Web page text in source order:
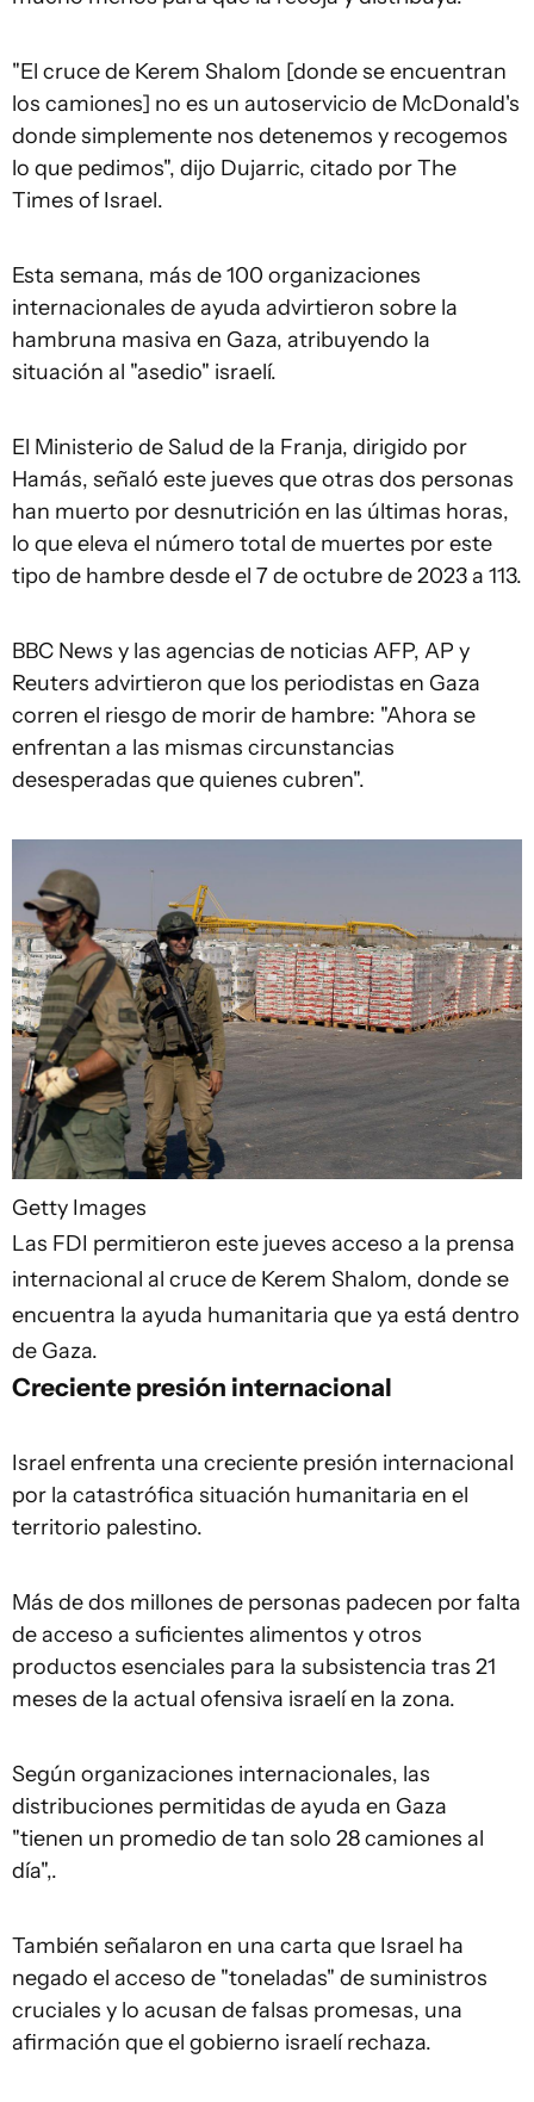
"El cruce de Kerem Shalom [donde se encuentran
los camiones] no es un autoservicio de McDonald's
donde simplemente nos detenemos y recogemos
lo que pedimos", dijo Dujarric, citado por The
Times of Israel.
Esta semana, más de 100 organizaciones
internacionales de ayuda advirtieron sobre la
hambruna masiva en Gaza, atribuyendo la
situación al "asedio" israelí.
El Ministerio de Salud de la Franja, dirigido por
Hamás, señaló este jueves que otras dos personas
han muerto por desnutrición en las últimas horas,
lo que eleva el número total de muertes por este
tipo de hambre desde el 7 de octubre de 2023 a 113.
BBC News y las agencias de noticias AFP, AP y
Reuters advirtieron que los periodistas en Gaza
corren el riesgo de morir de hambre: "Ahora se
enfrentan a las mismas circunstancias
desesperadas que quienes cubren".
Getty Images
Las FDI permitieron este jueves acceso a la prensa
internacional al cruce de Kerem Shalom, donde se
encuentra la ayuda humanitaria que ya está dentro
de Gaza.
Creciente presión internacional
Israel enfrenta una creciente presión internacional
por la catastrófica situación humanitaria en el
territorio palestino.
Más de dos millones de personas padecen por falta
de acceso a suficientes alimentos y otros
productos esenciales para la subsistencia tras 21
meses de la actual ofensiva israelí en la zona.
Según organizaciones internacionales, las
distribuciones permitidas de ayuda en Gaza
"tienen un promedio de tan solo 28 camiones al
día",.
También señalaron en una carta que Israel ha
negado el acceso de "toneladas" de suministros
cruciales y lo acusan de falsas promesas, una
afirmación que el gobierno israelí rechaza.